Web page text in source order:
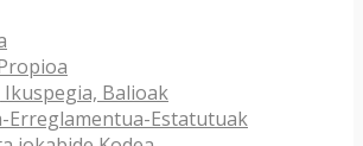
Ikuspegia, Balioak
Erreglamentua-Estatutuak